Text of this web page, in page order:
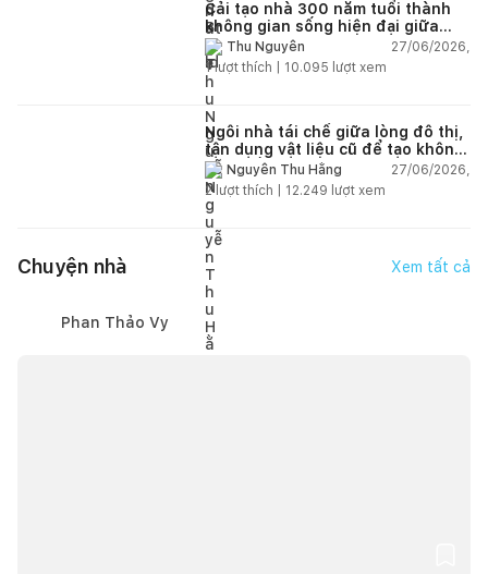
Cải tạo nhà 300 năm tuổi thành
không gian sống hiện đại giữa
thiên nhiên
Thu Nguyễn
27/06/2026,
1lượt thích | 10.095 lượt xem
Ngôi nhà tái chế giữa lòng đô thị,
tận dụng vật liệu cũ để tạo không
gian sống linh hoạt
Nguyễn Thu Hằng
27/06/2026,
2lượt thích | 12.249 lượt xem
Chuyện nhà Xem tất cả
Phan Thảo Vy